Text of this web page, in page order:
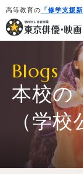
高等教育の 「修学支援
学校紹介・教
Blogs
本校の
（学